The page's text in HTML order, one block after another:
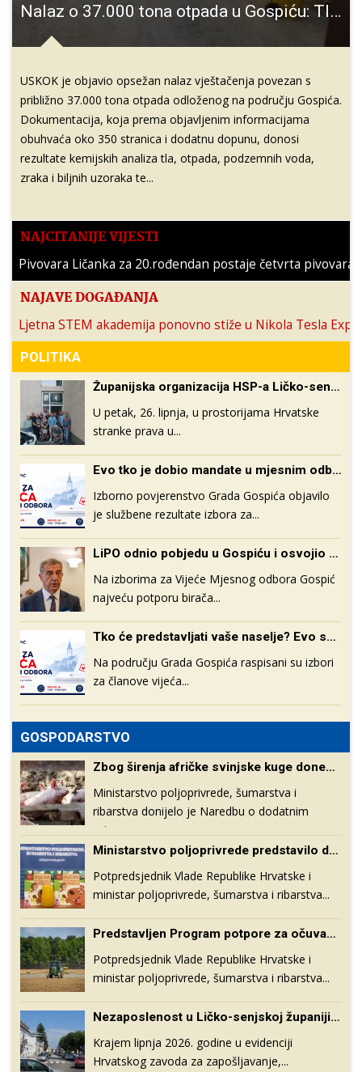
Nalaz o 37.000 tona otpada u Gospiću: Tlo teško onečišćeno uz rizik daljnjeg širenja
USKOK je objavio opsežan nalaz vještačenja povezan s
približno 37.000 tona otpada odloženog na području Gospića.
Dokumentacija, koja prema objavljenim informacijama
obuhvaća oko 350 stranica i dodatnu dopunu, donosi
rezultate kemijskih analiza tla, otpada, podzemnih voda,
zraka i biljnih uzoraka te...
NAJČITANIJE VIJESTI
Pivovara Ličanka za 20.rođendan postaje četvrta pivovara
Karlo Starčević novi gradonačelnik Gospića!!!
Nabavom novog aparata Rodilište gospićke bolnice
Vazmeno bdijenje u gospićkoj katedrali
Za rubriku nevjerojatno- gradonačelnik volonter daje
NAJAVE DOGAĐANJA
Ljetna STEM akademija ponovno stiže u Nikola Tesla
Krasno se priprema za svetkovinu Velike Gospe
Lovinac i ove godine priprema bogat program povodom
Pogledajte program proslave blagdana Sv. Roka u Perušiću
Lička seljačka tržnica LiST danas u Karlobagu
POLITIKA
Županijska organizacija HSP-a Ličko-senjske županije obilježila 165. godišnjicu osnutka stranke
U petak, 26. lipnja, u prostorijama Hrvatske
stranke prava u...
Evo tko je dobio mandate u mjesnim odborima diljem Gospića
Izborno povjerenstvo Grada Gospića objavilo
je službene rezultate izbora za...
LiPO odnio pobjedu u Gospiću i osvojio većinu u Vijeću mjesnog odbora
Na izborima za Vijeće Mjesnog odbora Gospić
najveću potporu birača...
Tko će predstavljati vaše naselje? Evo svih kandidata za izbore 31. svibnja
Na području Grada Gospića raspisani su izbori
za članove vijeća...
GOSPODARSTVO
Zbog širenja afričke svinjske kuge donesene dodatne mjere za područja visokog rizika
Ministarstvo poljoprivrede, šumarstva i
ribarstva donijelo je Naredbu o dodatnim
mjerama...
Ministarstvo poljoprivrede predstavilo devet novih propisa iz područja poljoprivrede, veterinarstva i ruralnog razvoja
Potpredsjednik Vlade Republike Hrvatske i
ministar poljoprivrede, šumarstva i ribarstva...
Predstavljen Program potpore za očuvanje proizvodnje mlijeka i novi pravilnici iz sektora ribarstva i poljoprivrede
Potpredsjednik Vlade Republike Hrvatske i
ministar poljoprivrede, šumarstva i ribarstva...
Nezaposlenost u Ličko-senjskoj županiji pala za gotovo 16 posto: Krajem lipnja evidentirano 617 nezaposlenih osoba
Krajem lipnja 2026. godine u evidenciji
Hrvatskog zavoda za zapošljavanje,...